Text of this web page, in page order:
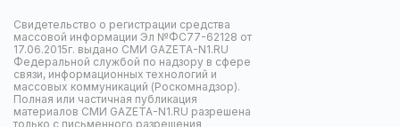
Свидетельство о регистрации средства
массовой информации Эл №ФС77-62128 от
17.06.2015г. выдано СМИ GAZETA-N1.RU
Федеральной службой по надзору в сфере
связи, информационных технологий и
массовых коммуникаций (Роскомнадзор).
Полная или частичная публикация
материалов СМИ GAZETA-N1.RU разрешена
только с письменного разрешения